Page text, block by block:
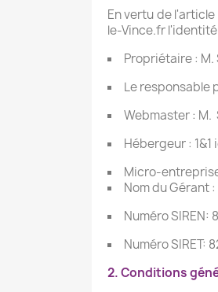
En vertu de
le-Vince.fr
Propriétaire :
Le responsable
Webmaster :
Hébergeur :
Micro-entreprise
Nom du Gérant :
Numéro SIREN:
Numéro SIRET:
2. Conditions